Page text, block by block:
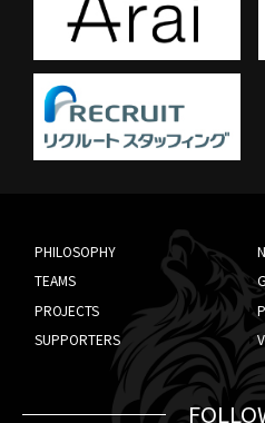
PHILOSOPHY
TEAMS
PROJECTS
SUPPORTERS